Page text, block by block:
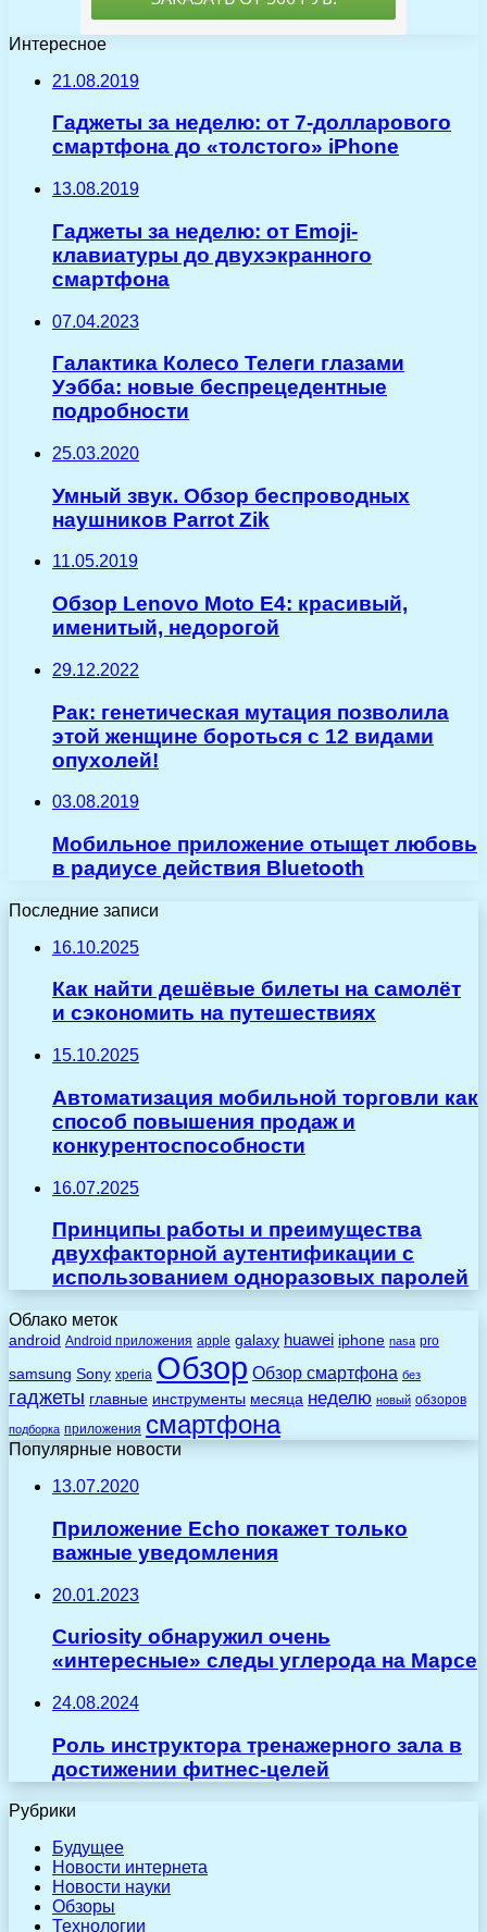
Интересное
21.08.2019
Гаджеты за неделю: от 7-долларового
смартфона до «толстого» iPhone
13.08.2019
Гаджеты за неделю: от Emoji-
клавиатуры до двухэкранного
смартфона
07.04.2023
Галактика Колесо Телеги глазами
Уэбба: новые беспрецедентные
подробности
25.03.2020
Умный звук. Обзор беспроводных
наушников Parrot Zik
11.05.2019
Обзор Lenovo Moto E4: красивый,
именитый, недорогой
29.12.2022
Рак: генетическая мутация позволила
этой женщине бороться с 12 видами
опухолей!
03.08.2019
Мобильное приложение отыщет любовь
в радиусе действия Bluetooth
Последние записи
16.10.2025
Как найти дешёвые билеты на самолёт
и сэкономить на путешествиях
15.10.2025
Автоматизация мобильной торговли как
способ повышения продаж и
конкурентоспособности
16.07.2025
Принципы работы и преимущества
двухфакторной аутентификации с
использованием одноразовых паролей
Облако меток
android Android приложения apple galaxy huawei iphone nasa pro
samsung Sony xperia Обзор Обзор смартфона без
гаджеты главные инструменты месяца неделю новый обзоров
подборка приложения смартфона
Популярные новости
13.07.2020
Приложение Echo покажет только
важные уведомления
20.01.2023
Curiosity обнаружил очень
«интересные» следы углерода на Марсе
24.08.2024
Роль инструктора тренажерного зала в
достижении фитнес-целей
Рубрики
Будущее
Новости интернета
Новости науки
Обзоры
Технологии